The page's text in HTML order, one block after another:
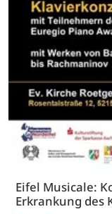
Eifel Musicale:
Erkrankung des